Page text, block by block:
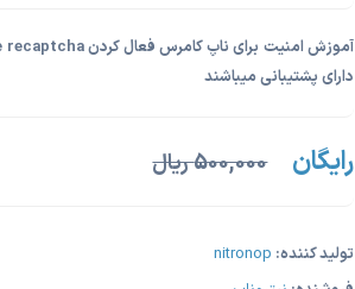
دارای پشتیبانی میباشند
رایگان 500,000 ریال
تولید کننده: nitronop